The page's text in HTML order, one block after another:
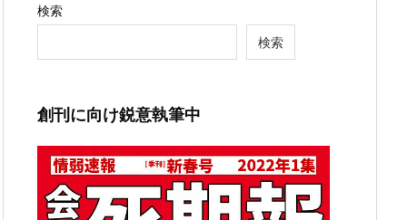
検索
検索
創刊に向け鋭意執筆中